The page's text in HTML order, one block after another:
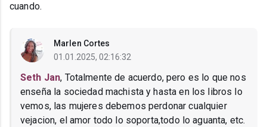
cuando.
Marlen Cortes
01.01.2025, 02:16:32
Seth Jan, Totalmente de acuerdo, pero es lo que nos
enseña la sociedad machista y hasta en los libros lo
vemos, las mujeres debemos perdonar cualquier
vejacion, el amor todo lo soporta,todo lo aguanta, etc.